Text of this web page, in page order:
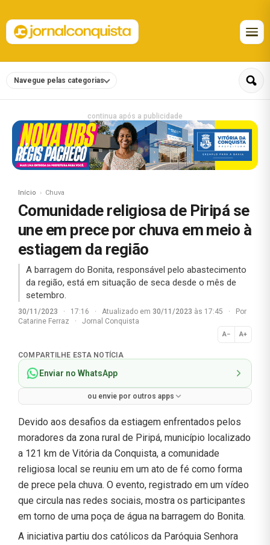
Navegue pelas categorias
continua após a publicidade
Início Chuva
Comunidade religiosa de Piripá se
une em prece por chuva em meio à
estiagem da região
A barragem do Bonita, responsável pelo abastecimento
da região, está em situação de seca desde o mês de
setembro.
30/11/2023 · 17:16 · Atualizado em 30/11/2023 às 17:45 ·
Por
Catarine Ferraz
· Jornal Conquista
A− A+
Normal
COMPARTILHE ESTA NOTÍCIA
Enviar no WhatsApp
ou envie por outros apps
Devido aos desafios da estiagem enfrentados pelos
moradores da zona rural de Piripá, município localizado
a 121 km de Vitória da Conquista, a comunidade
religiosa local se reuniu em um ato de fé como forma
de prece pela chuva. O evento, registrado em um vídeo
que circula nas redes sociais, mostra os participantes
em torno de uma poça de água na barragem do Bonita.
A iniciativa partiu dos católicos da Paróquia Senhora